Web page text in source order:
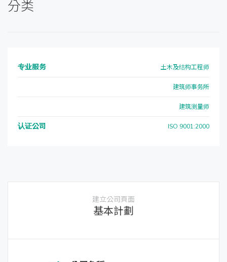
分类
专业服务 土木及结构工程师
建筑师事务所
建筑测量师
认证公司 ISO 9001:2000
建立公司頁面
基本計劃